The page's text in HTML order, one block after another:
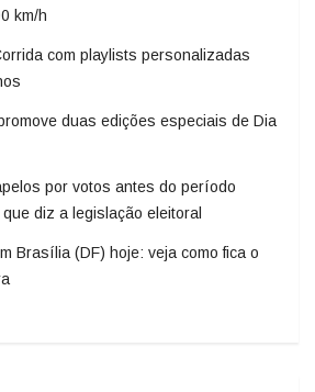
km/h
com playlists personalizadas
duas edições especiais de Dia
por votos antes do período
diz a legislação eleitoral
Brasília (DF) hoje: veja como fica o